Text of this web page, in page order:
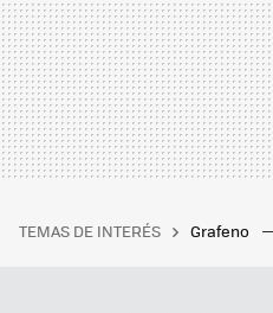
TEMAS DE INTERÉS Grafeno